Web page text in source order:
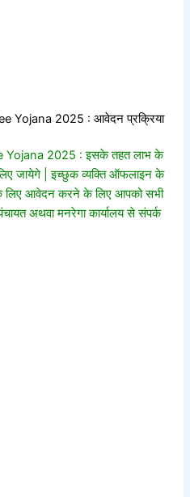
Yojana 2025 : आवेदन प्रक्रिया
Yojana 2025 : इसके तहत लाभ के
जायेगे | इच्छुक व्यक्ति ऑफलाइन के
आवेदन करने के लिए आपको सभी
अथवा मनरेगा कार्यालय से संपर्क